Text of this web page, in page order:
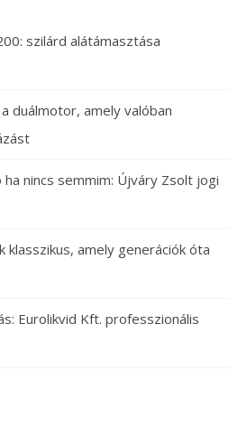
szilárd alátámasztása
duálmotor, amely valóban
nincs semmim: Újváry Zsolt jogi
klasszikus, amely generációk óta
Eurolikvid Kft. professzionális